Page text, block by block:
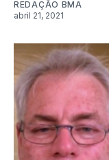
REDAÇÃO BMA
abril 21, 2021